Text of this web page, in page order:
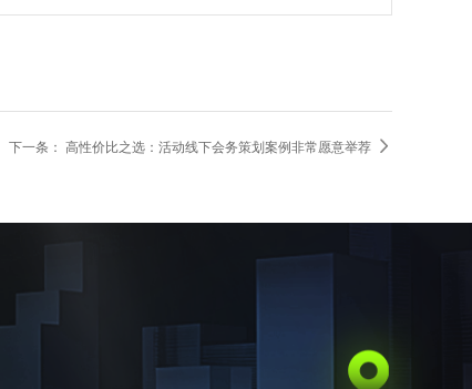
下一条： 高性价比之选：活动线下会务策划案例非常愿意举荐 